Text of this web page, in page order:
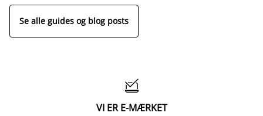
Se alle guides og blog posts

VI ER E-MÆRKET